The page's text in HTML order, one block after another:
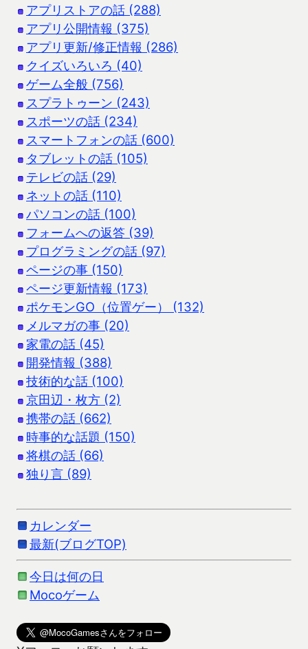
アプリストアの話 (288)
アプリ公開情報 (375)
アプリ更新/修正情報 (286)
クイズいろいろ (40)
ゲーム全般 (756)
スプラトゥーン (243)
スポーツの話 (234)
スマートフォンの話 (600)
タブレットの話 (105)
テレビの話 (29)
ネットの話 (110)
パソコンの話 (100)
フォームへの返答 (39)
プログラミングの話 (97)
ページの事 (150)
ページ更新情報 (173)
ポケモンGO（位置ゲー） (132)
メルマガの事 (20)
家電の話 (45)
開発情報 (388)
技術的な話 (100)
京田辺・枚方 (2)
携帯の話 (662)
時事的な話題 (150)
将棋の話 (66)
独り言 (89)
カレンダー
最新(ブログTOP)
今日は何の日
Mocoゲーム